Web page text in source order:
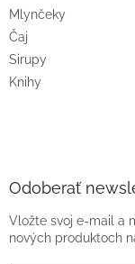
Mlynčeky
Čaj
Sirupy
Knihy
Odoberať
Vložte svoj e-mail a
nových produktoch